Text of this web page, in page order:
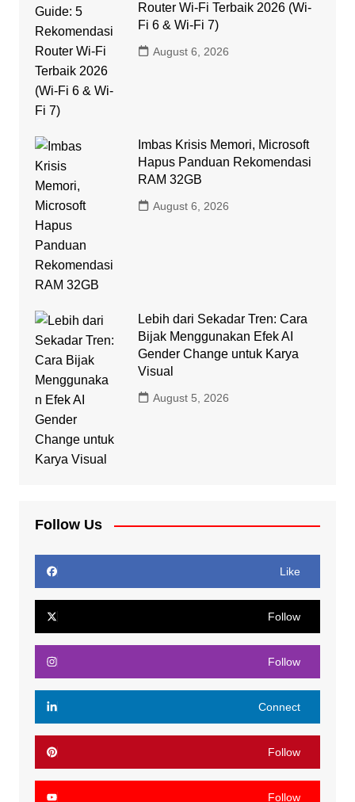
Router Wi-Fi Terbaik 2026 (Wi-
Fi 6 & Wi-Fi 7)
August 6, 2026
Imbas Krisis Memori, Microsoft
Hapus Panduan Rekomendasi
RAM 32GB
August 6, 2026
Lebih dari Sekadar Tren: Cara
Bijak Menggunakan Efek AI
Gender Change untuk Karya
Visual
August 5, 2026
Follow Us
Like
Follow
Follow
Connect
Follow
Follow